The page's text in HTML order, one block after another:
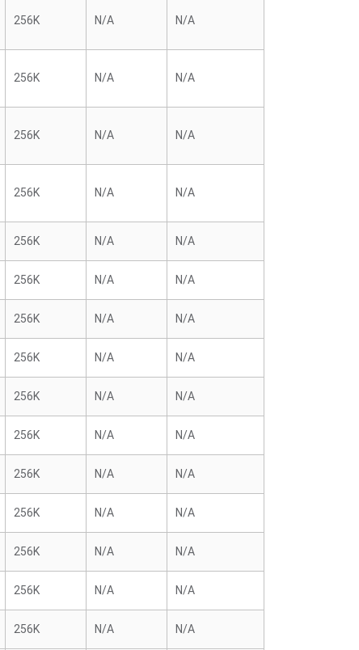
256K N/A N/A
256K N/A N/A
256K N/A N/A
256K N/A N/A
256K N/A N/A
256K N/A N/A
256K N/A N/A
256K N/A N/A
256K N/A N/A
256K N/A N/A
256K N/A N/A
256K N/A N/A
256K N/A N/A
256K N/A N/A
256K N/A N/A